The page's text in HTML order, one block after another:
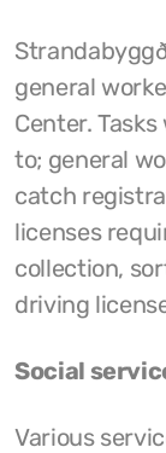
general
Center.
to; general
catch
licenses
collection,
driving
Social
Various